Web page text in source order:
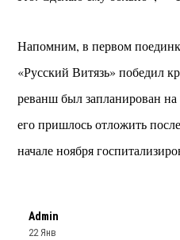
Напомним, в первом
«Русский Витязь» победил
реванш был запланирован
его пришлось отложить
начале ноября
Admin
22 Янв